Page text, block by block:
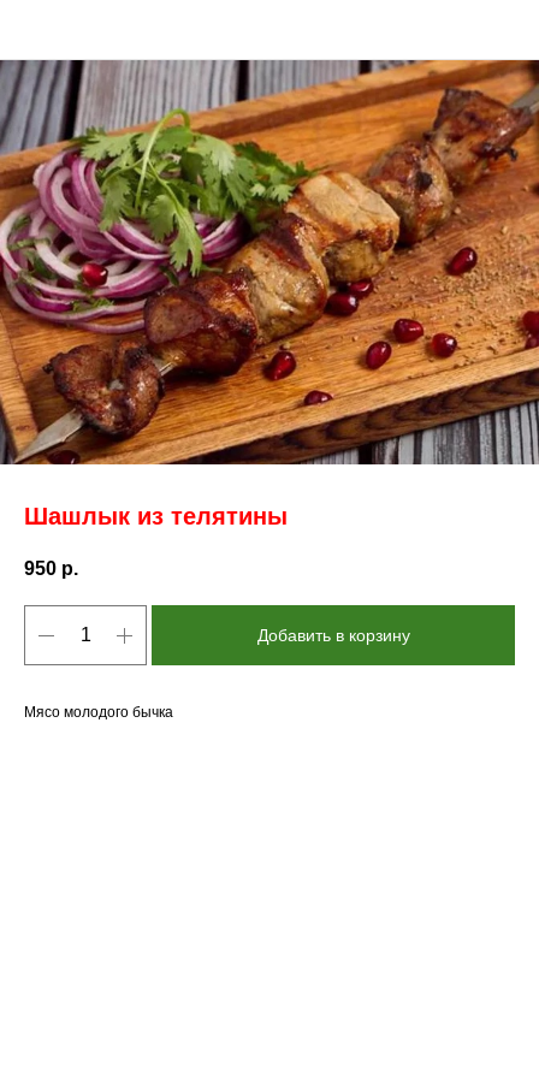
Шашлык из телятины
950 р.
Добавить в корзину
Мясо молодого бычка